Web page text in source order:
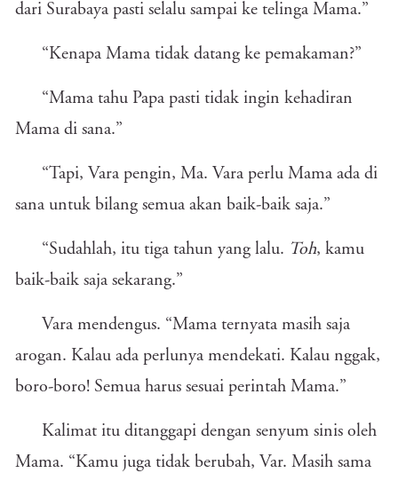
dari Surabaya pasti selalu sampai ke telinga Mama.”
“Kenapa Mama tidak datang ke pemakaman?”
“Mama tahu Papa pasti tidak ingin kehadiran
Mama di sana.”
“Tapi, Vara pengin, Ma. Vara perlu Mama ada di
sana untuk bilang semua akan baik-baik saja.”
“Sudahlah, itu tiga tahun yang lalu. Toh, kamu
baik-baik saja sekarang.”
Vara mendengus. “Mama ternyata masih saja
arogan. Kalau ada perlunya mendekati. Kalau nggak,
boro-boro! Semua harus sesuai perintah Mama.”
Kalimat itu ditanggapi dengan senyum sinis oleh
Mama. “Kamu juga tidak berubah, Var. Masih sama